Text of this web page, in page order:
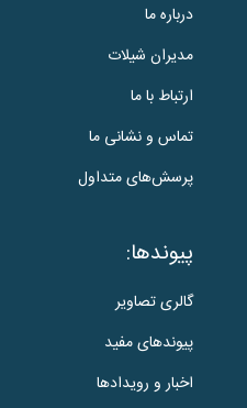
درباره ما
مدیران شیلات
ارتباط با ما
تماس و نشانی ما
پرسش‌های متداول
پیوندها:
گالری تصاویر
پیوندهای مفید
اخبار و رویدادها